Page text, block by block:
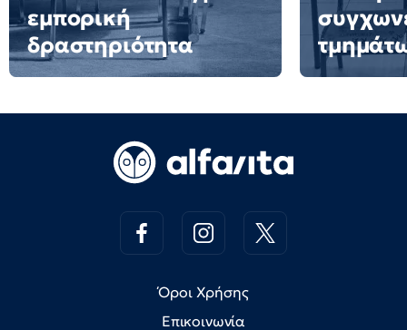
εμπορική
δραστηριότητα
Όροι Χρήσης
Επικοινωνία